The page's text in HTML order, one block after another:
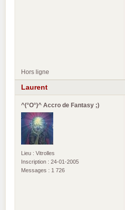
Hors ligne
Laurent
^(°O°)^ Accro de Fantasy ;)
Lieu : Vitrolles
Inscription : 24-01-2005
Messages : 1 726